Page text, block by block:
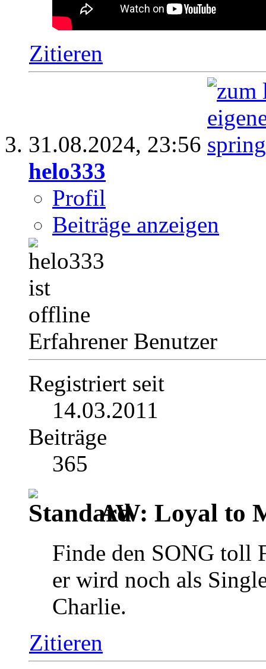
Zitieren
31.08.2024, 23:56
helo333
Profil
Beiträge anzeigen
Erfahrener Benutzer
Registriert seit
14.03.2011
Beiträge
365
AW: Loyal to
Finde den SONG toll
er wird noch als
Charlie.
Zitieren